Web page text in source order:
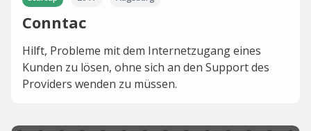
Conntac
Hilft, Probleme mit dem Internetzugang eines
Kunden zu lösen, ohne sich an den Support des
Providers wenden zu müssen.